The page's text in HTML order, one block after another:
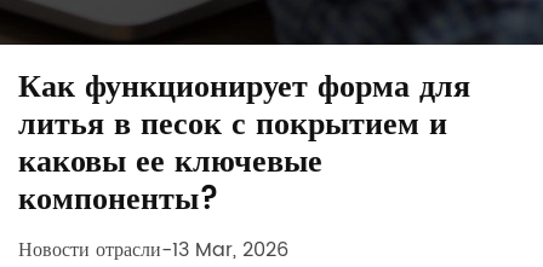
Как функционирует форма для
литья в песок с покрытием и
каковы ее ключевые
компоненты?
Новости отрасли-13 Mar, 2026